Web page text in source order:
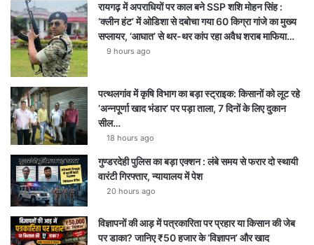
रायगढ़ में अपराधियों पर काल बने SSP शशि मोहन सिंह :
‘क्लीन हंट’ में ओडिशा से दबोचा गया 60 किग्रा गांजे का मुख्य
सप्लायर, ‘आघात’ से थर-थर कांप रहा अवैध शराब माफिया…
9 hours ago
पत्थलगांव में कृषि विभाग का बड़ा स्ट्राइक: किसानों को लूट रहे
‘अन्नपूर्णा खाद भंडार’ पर पड़ा ताला, 7 दिनों के लिए दुकान
सील…
18 hours ago
गुण्डरदेही पुलिस का बड़ा एक्शन : लंबे समय से फरार दो स्थायी
वारंटी गिरफ्तार, न्यायालय में पेश
20 hours ago
विज्ञापनों की आड़ में पत्रकारिता पर प्रहार या किसान की जेब
पर डाका? जानिए ₹50 हजार के ‘विज्ञापन’ और खाद